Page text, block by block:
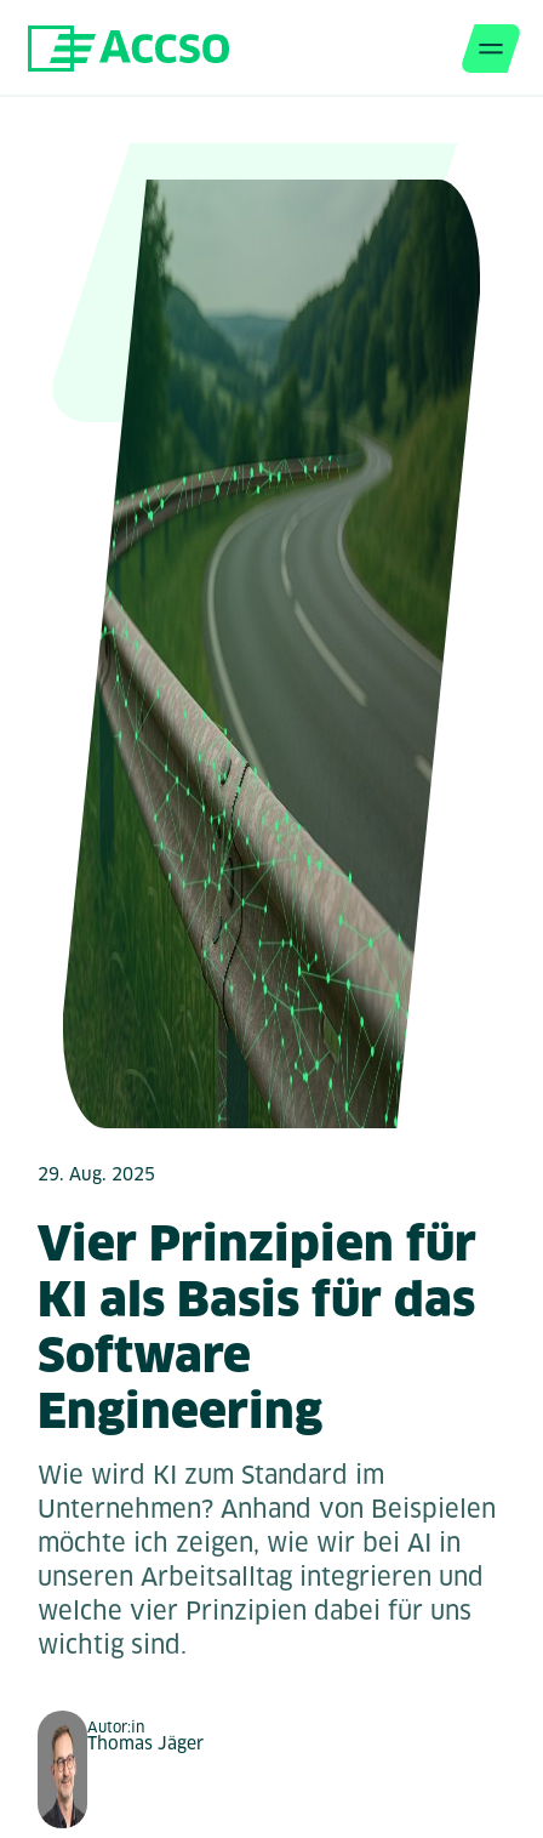
29. Aug. 2025
Vier Prinzipien für
KI als Basis für das
Software
Engineering
Wie wird KI zum Standard im
Unternehmen? Anhand von Beispielen
möchte ich zeigen, wie wir bei AI in
unseren Arbeitsalltag integrieren und
welche vier Prinzipien dabei für uns
wichtig sind.
Autor:in
Thomas Jäger